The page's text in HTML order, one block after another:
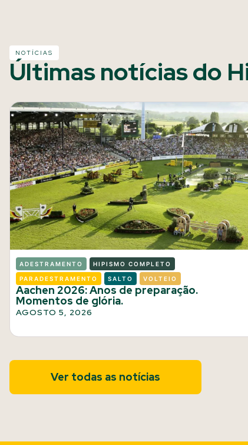
NOTÍCIAS
Últimas notícias do
ADESTRAMENTO HIPISMO COMPLETO
PARADESTRAMENTO SALTO VOLTEIO
Aachen 2026: Anos de preparação.
Momentos de glória.
AGOSTO 5, 2026
Ver todas as notícias